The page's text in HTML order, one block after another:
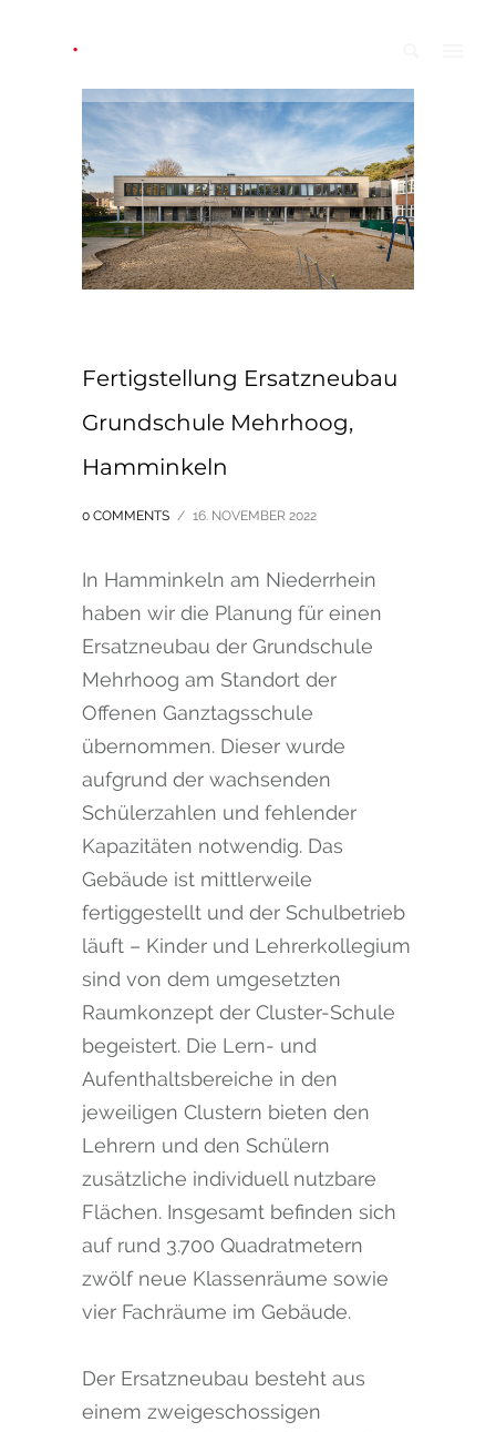
Fertigstellung Ersatzneubau
Grundschule Mehrhoog,
Hamminkeln
0 COMMENTS / 16. NOVEMBER 2022
In Hamminkeln am Niederrhein
haben wir die Planung für einen
Ersatzneubau der Grundschule
Mehrhoog am Standort der
Offenen Ganztagsschule
übernommen. Dieser wurde
aufgrund der wachsenden
Schülerzahlen und fehlender
Kapazitäten notwendig. Das
Gebäude ist mittlerweile
fertiggestellt und der Schulbetrieb
läuft – Kinder und Lehrerkollegium
sind von dem umgesetzten
Raumkonzept der Cluster-Schule
begeistert. Die Lern- und
Aufenthaltsbereiche in den
jeweiligen Clustern bieten den
Lehrern und den Schülern
zusätzliche individuell nutzbare
Flächen. Insgesamt befinden sich
auf rund 3.700 Quadratmetern
zwölf neue Klassenräume sowie
vier Fachräume im Gebäude.
Der Ersatzneubau besteht aus
einem zweigeschossigen